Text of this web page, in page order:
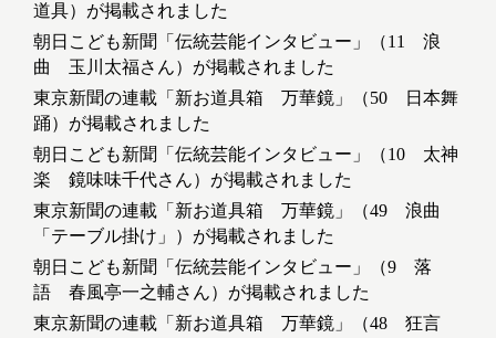
道具）が掲載されました
朝日こども新聞「伝統芸能インタビュー」（11 浪
曲 玉川太福さん）が掲載されました
東京新聞の連載「新お道具箱 万華鏡」（50 日本舞
踊）が掲載されました
朝日こども新聞「伝統芸能インタビュー」（10 太神
楽 鏡味味千代さん）が掲載されました
東京新聞の連載「新お道具箱 万華鏡」（49 浪曲
「テーブル掛け」）が掲載されました
朝日こども新聞「伝統芸能インタビュー」（9 落
語 春風亭一之輔さん）が掲載されました
東京新聞の連載「新お道具箱 万華鏡」（48 狂言